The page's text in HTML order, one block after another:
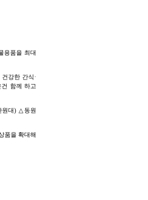
용품을 최대
강한 간식·
함께 하고
원대) △동원
품을 확대해